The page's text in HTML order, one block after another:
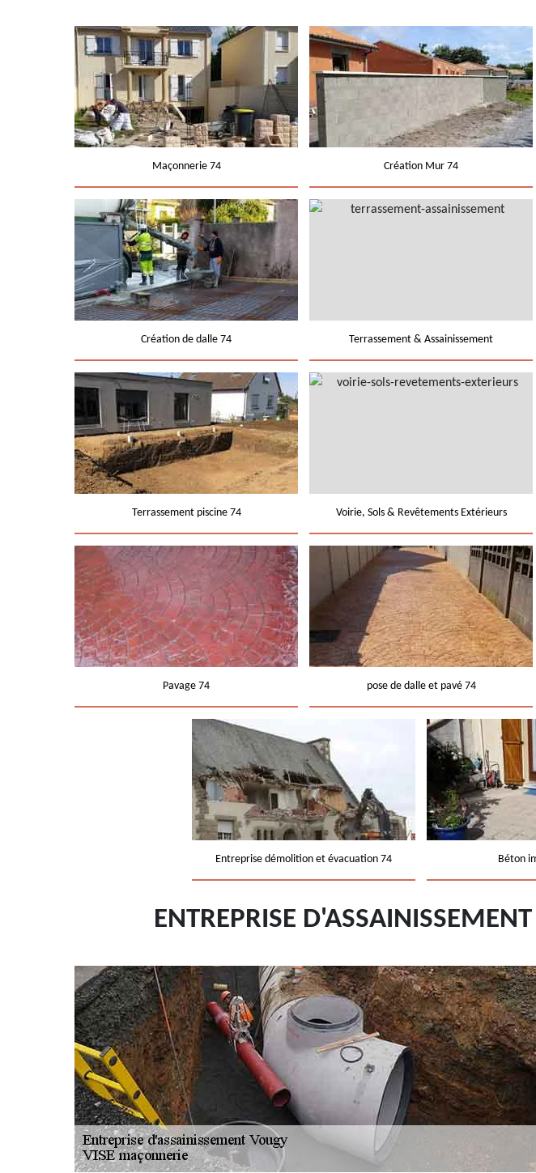
Maçonnerie 74 Création Mur 74
Création de dalle 74 Terrassement & Assainissement
Terrassement piscine 74 Voirie, Sols & Revêtements Extérieurs
Pavage 74 pose de dalle et pavé 74
Entreprise démolition et évacuation 74 Béton
ENTREPRISE